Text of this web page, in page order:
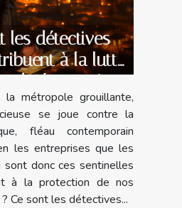
les détectives
à la lutte
économique
urbain
métropole grouillante,
se joue contre la
fléau contemporain
les entreprises que les
sont donc ces sentinelles
à la protection de nos
Ce sont les détectives...